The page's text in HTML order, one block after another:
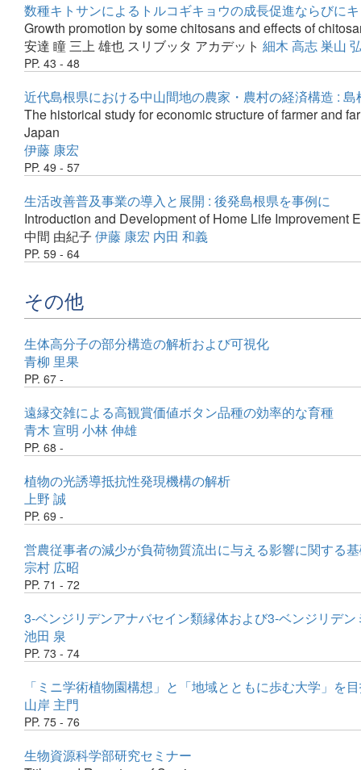
数種キトサンによるトルコギキョウの成長促進ならびに
Growth promotion by some chitosans and effects of
安達 瞳三上 雄也 スリブッタ アカデット 細木 高志巣山
PP. 43 - 48
近代島根県における中山間地の農家・農村の経済構造 :
The historical study for economic structure of farmer and
Japan
伊藤 康宏
PP. 49 - 57
生活改善普及事業の導入と展開 : 後発島根県を事例に
Introduction and Development of Home Life Improvement
中間 由紀子 伊藤 康宏 内田 和義
PP. 59 - 64
その他
生体高分子の部分構造の解析および可視化
青柳 里果
PP. 67 -
遠縁交雑による高観賞価値ボタン品種の効率的な育種
青木 宣明 小林 伸雄
PP. 68 -
植物の光誘導抵抗性発現機構の解析
上野 誠
PP. 69 -
営農従事者の減少が負荷物質流出に与える影響に関する
宗村 広昭
PP. 71 - 72
3-ベンジリデンアナバセイン類縁体および3-ベンジリデ
池田 泉
PP. 73 - 74
「ミニ学術植物園構想」と「地域とともに歩む大学」を
山岸 主門
PP. 75 - 76
生物資源科学部研究セミナー